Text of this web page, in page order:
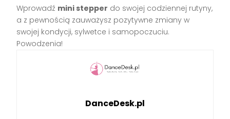
Wprowadź mini stepper do swojej codziennej rutyny,
a z pewnością zauważysz pozytywne zmiany w
swojej kondycji, sylwetce i samopoczuciu.
Powodzenia!
DanceDesk.pl